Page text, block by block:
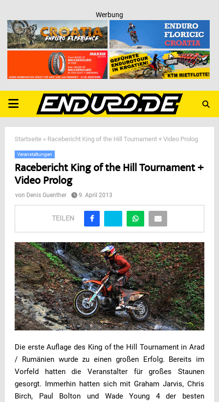
Werbung
PRIMARY
MENU
Startseite » Racebericht King of the Hill Tournament + Video Prolog
Veranstaltungen
Racebericht King of the Hill Tournament +
Video Prolog
von Denis Guenther 9. April 2013
TEILEN
Die erste Auflage des King of the Hill Tournament in Arad
/ Rumänien wurde zu einen großen Erfolg. Bereits im
Vorfeld hatten die Veranstalter für großes Staunen
gesorgt. Immerhin hatten sich mit Graham Jarvis, Chris
Birch, Paul Bolton und Wade Young 4 der besten